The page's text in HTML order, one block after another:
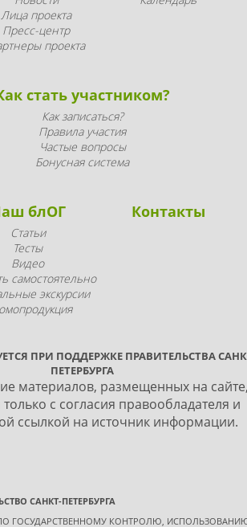
Лица проекта
Пресс-центр
проекта
стать участником?
Как записаться?
Правила участия
Частые вопросы
Бонусная система
блОГ
Статьи
Тесты
Видео
самостоятельно
экскурсии
Контакты
ПРИ ПОДДЕРЖКЕ ПРАВИТЕЛЬСТВА
ПЕТЕРБУРГА
материалов, размещенных на
только с согласия правообладателя и
ссылкой на источник информации.
САНКТ-ПЕТЕРБУРГА
ГОСУДАРСТВЕННОМУ КОНТРОЛЮ,